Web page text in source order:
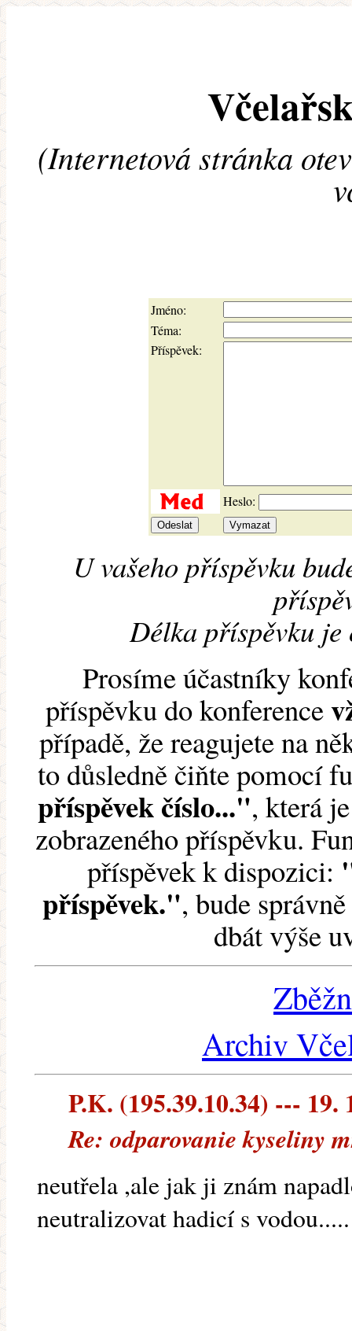
(Internetová stránka
Jméno:
Téma:
Příspěvek:
Heslo:
U vašeho příspěvku
Délka příspěvku je
Prosíme účastníky
příspěvku do konference
případě, že reagujete na
to důsledně čiňte pomocí
příspěvek číslo...", která
zobrazeného příspěvku.
příspěvek k dispozici:
příspěvek.", bude
dbát výše
Archiv
P.K. (195.39.10.34) --- 19.
Re: odparovanie kyseliny
neutřela ,ale jak ji znám
neutralizovat hadicí s vodou.....